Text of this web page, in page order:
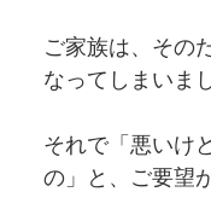
ご家族は、その
なってしまいま
それで「悪いけ
の」と、ご要望